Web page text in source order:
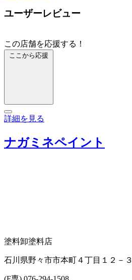
ユーザーレビュー
この店舗を応援する！
ここから応援
詳細を見る
ナガミネペイント
塗料卸塗料店
石川県野々市市本町４丁目１２－３